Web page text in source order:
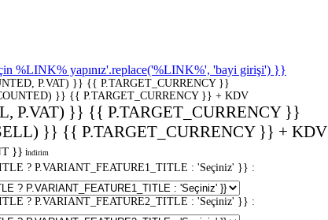
%LINK% yapınız'.replace('%LINK%', 'bayi girişi') }}
P.VAT) }} {{ P.TARGET_CURRENCY }}
}} {{ P.TARGET_CURRENCY }} + KDV
P.VAT) }} {{ P.TARGET_CURRENCY }}
}} {{ P.TARGET_CURRENCY }} + KDV
}} İndirim
? P.VARIANT_FEATURE1_TITLE : 'Seçiniz' }} :
? P.VARIANT_FEATURE2_TITLE : 'Seçiniz' }} :